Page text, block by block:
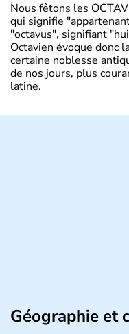
Nous fêtons les
qui signifie
"octavus", signifiant
Octavien évoque donc
certaine noblesse
de nos jours, plus
latine.
Géographie et